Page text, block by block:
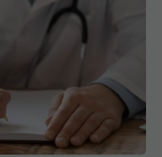
de medic
vor avea